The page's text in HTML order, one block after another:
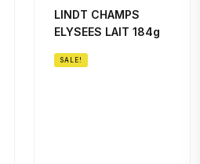
LINDT CHAMPS
ELYSEES LAIT 184g
SALE!